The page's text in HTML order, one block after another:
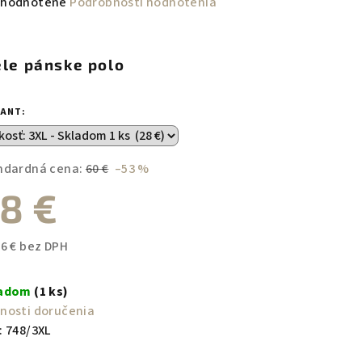
pánske polo
cena: 60 € –53 %
€
€ bez DPH
(1 ks)
doručenia
748/3XL